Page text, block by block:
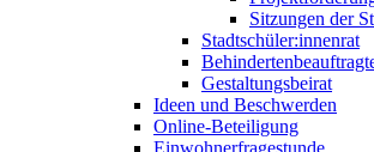
Sitzungen der
Stadtschüler:innenrat
Gestaltungsbeirat
Ideen und Beschwerden
Online-Beteiligung
Einwohnerfragestunde